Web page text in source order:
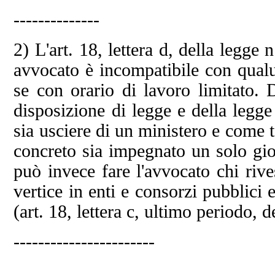
--------------
2) L'art. 18, lettera d, della legge
avvocato è incompatibile con
se con orario di lavoro limitato.
disposizione di legge e della
sia usciere di un ministero e
concreto sia impegnato un solo
può invece fare l'avvocato chi
vertice in enti e consorzi pubblici
(art. 18, lettera c, ultimo periodo,
-----------------------